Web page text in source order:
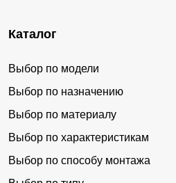
Каталог
Выбор по модели
Выбор по назначению
Выбор по материалу
Выбор по характеристикам
Выбор по способу монтажа